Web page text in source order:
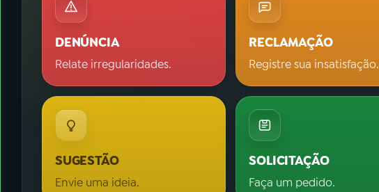
DENÚNCIA
Relate irregularidades.
RECLAMAÇÃO
Registre sua insatisfação.
SUGESTÃO
Envie uma ideia.
SOLICITAÇÃO
Faça um pedido.